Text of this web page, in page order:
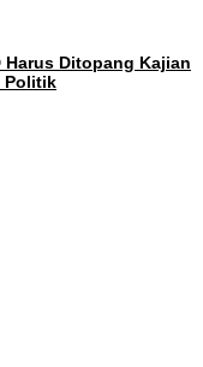
Harus Ditopang Kajian
Politik